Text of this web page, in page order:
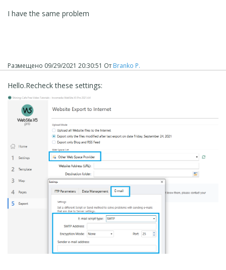
I have the same problem
Размещено 09/29/2021 20:30:51 От Branko P.
Hello.Recheck these settings: